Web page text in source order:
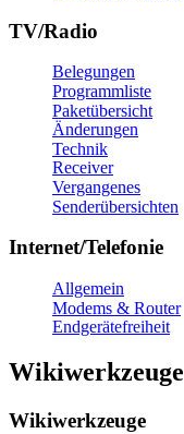
TV/Radio
Belegungen
Programmliste
Paketübersicht
Änderungen
Technik
Receiver
Vergangenes
Senderübersichten
Internet/Telefonie
Allgemein
Modems & Router
Endgerätefreiheit
Wikiwerkzeuge
Wikiwerkzeuge